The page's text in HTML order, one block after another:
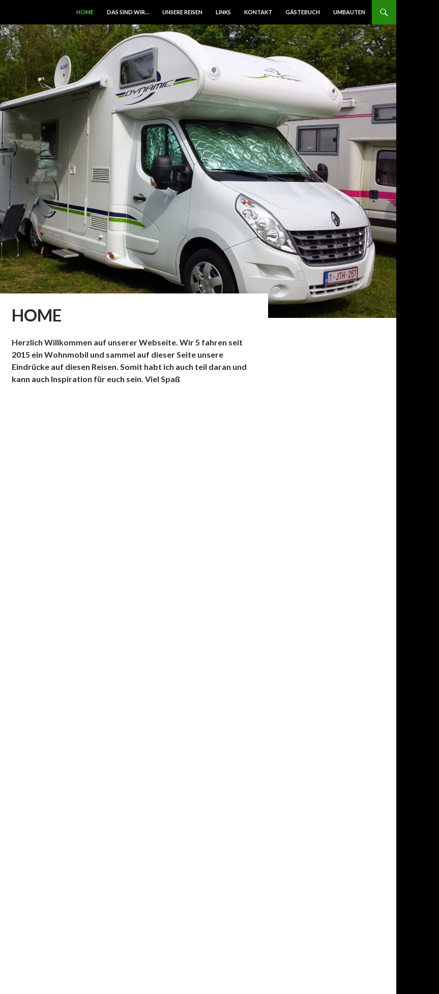
HOME DAS SIND WIR… UNSERE REISEN LINKS KONTAKT GÄSTEBUCH UMBAUTEN
HOME
Herzlich Willkommen auf unserer Webseite. Wir 5 fahren seit
2015 ein Wohnmobil und sammel auf dieser Seite unsere
Eindrücke auf diesen Reisen. Somit habt ich auch teil daran und
kann auch Inspiration für euch sein. Viel Spaß